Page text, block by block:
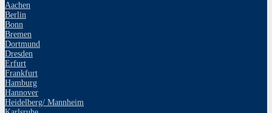
Aachen
Berlin
Bonn
Bremen
Dortmund
Dresden
Erfurt
Frankfurt
Hamburg
Hannover
Heidelberg/ Mannheim